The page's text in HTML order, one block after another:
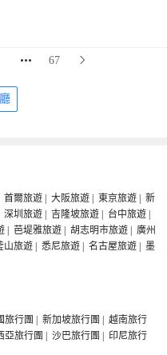
67
首爾旅遊 大阪旅遊 東京旅遊
新
深圳旅遊 吉隆坡旅遊 台中旅遊
芭堤雅旅遊 胡志明市旅遊
廣州
山旅遊 悉尼旅遊 名古屋旅遊
墨
旅行團 新加坡旅行團
越南旅行
亞旅行團 沙巴旅行團
印尼旅行